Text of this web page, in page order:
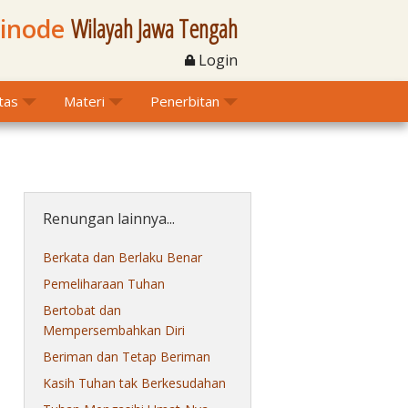
Wilayah Jawa Tengah
Login
Materi Penerbitan
Renungan lainnya...
Berkata dan Berlaku Benar
Pemeliharaan Tuhan
Bertobat dan
Mempersembahkan Diri
Beriman dan Tetap Beriman
Kasih Tuhan tak Berkesudahan